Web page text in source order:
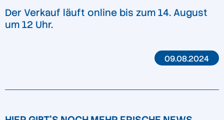
Der Verkauf läuft online bis zum 14. August
um 12 Uhr.
09.08.2024